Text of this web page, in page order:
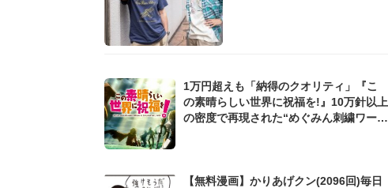
1万円超えも「納得のクオリティ」『こ
の素晴らしい世界に祝福を!』10万針以上
の密度で再現された“めぐみん刺繍ワーク
【無料漫画】かりあげクン(2096回)毎日